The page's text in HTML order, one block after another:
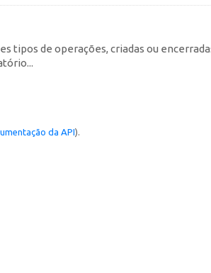
tipos de operações, criadas ou
da API).